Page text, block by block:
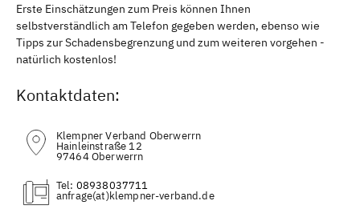
Erste Einschätzungen zum Preis können Ihnen
selbstverständlich am Telefon gegeben werden, ebenso wie
Tipps zur Schadensbegrenzung und zum weiteren vorgehen -
natürlich kostenlos!
Kontaktdaten:
Klempner Verband Oberwerrn
Hainleinstraße 12
97464 Oberwerrn
Tel: 08938037711
(at)